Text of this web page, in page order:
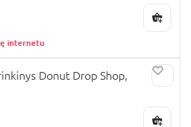
internetu
Donut Drop Shop,